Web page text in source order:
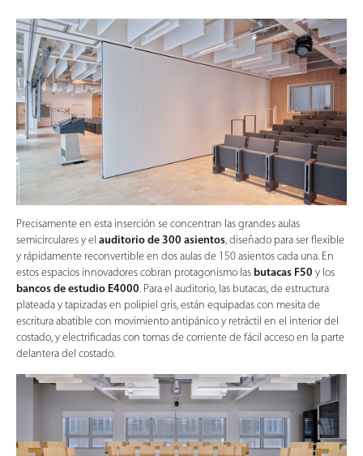
Precisamente en esta inserción se concentran las grandes aulas
semicirculares y el auditorio de 300 asientos, diseñado para ser flexible
y rápidamente reconvertible en dos aulas de 150 asientos cada una. En
estos espacios innovadores cobran protagonismo las butacas F50 y los
bancos de estudio E4000. Para el auditorio, las butacas, de estructura
plateada y tapizadas en polipiel gris, están equipadas con mesita de
escritura abatible con movimiento antipánico y retráctil en el interior del
costado, y electrificadas con tomas de corriente de fácil acceso en la parte
delantera del costado.